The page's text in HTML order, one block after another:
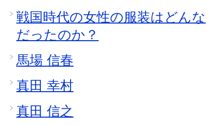
戦国時代の女性の服装はどんな
だったのか？
馬場 信春
真田 幸村
真田 信之